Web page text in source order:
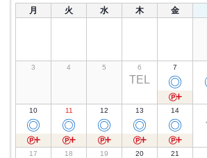
月 火 水 木 金
3 4 5 6
TEL
7
◎
10
◎
11
◎
12
◎
13
◎
14
◎
17 18 19 20 21